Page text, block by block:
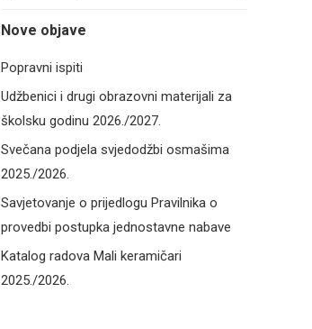
Nove objave
Popravni ispiti
Udžbenici i drugi obrazovni materijali za
školsku godinu 2026./2027.
Svečana podjela svjedodžbi osmašima
2025./2026.
Savjetovanje o prijedlogu Pravilnika o
provedbi postupka jednostavne nabave
Katalog radova Mali keramičari
2025./2026.